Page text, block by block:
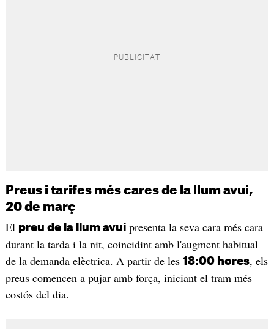
Preus i tarifes més cares de la llum avui,
20 de març
El preu de la llum avuipresenta la seva cara més cara
durant la tarda i la nit, coincidint amb l'augment habitual
de la demanda elèctrica. A partir de les 18:00 hores, els
preus comencen a pujar amb força, iniciant el tram més
costós del dia.